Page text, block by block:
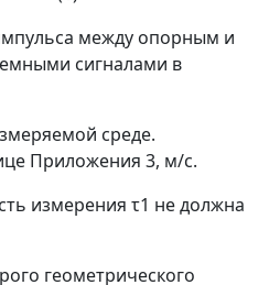
между опорным и
сигналами в
среде.
Приложения 3, м/с.
измерения τ1 не должна
геометрического